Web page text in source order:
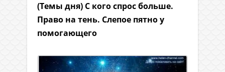
(Темы дня) С кого спрос больше.
Право на тень. Слепое пятно у
помогающего